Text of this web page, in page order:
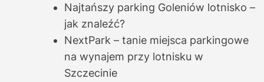
Najtańszy parking Goleniów lotnisko –
jak znaleźć?
NextPark – tanie miejsca parkingowe
na wynajem przy lotnisku w
Szczecinie